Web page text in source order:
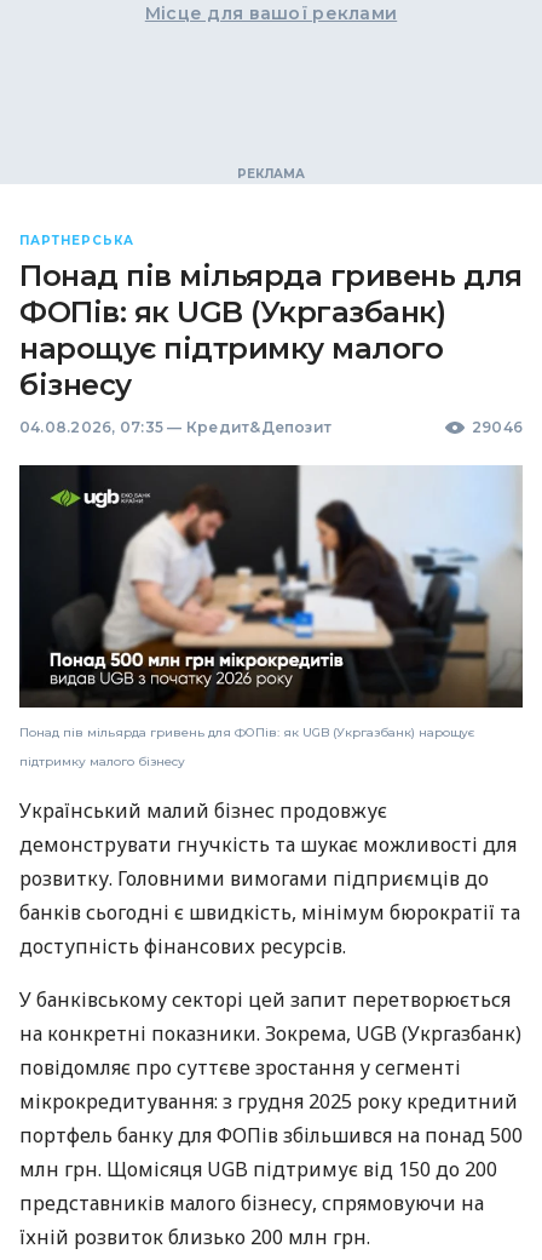
Місце для вашої реклами
ПАРТНЕРСЬКА
Понад пів мільярда гривень для
ФОПів: як UGB (Укргазбанк)
нарощує підтримку малого
бізнесу
04.08.2026, 07:35 — Кредит&Депозит 29046
Понад пів мільярда гривень для ФОПів: як UGB (Укргазбанк) нарощує
підтримку малого бізнесу
Український малий бізнес продовжує
демонструвати гнучкість та шукає можливості для
розвитку. Головними вимогами підприємців до
банків сьогодні є швидкість, мінімум бюрократії та
доступність фінансових ресурсів.
У банківському секторі цей запит перетворюється
на конкретні показники. Зокрема, UGB (Укргазбанк)
повідомляє про суттєве зростання у сегменті
мікрокредитування: з грудня 2025 року кредитний
портфель банку для ФОПів збільшився на понад 500
млн грн. Щомісяця UGB підтримує від 150 до 200
представників малого бізнесу, спрямовуючи на
їхній розвиток близько 200 млн грн.